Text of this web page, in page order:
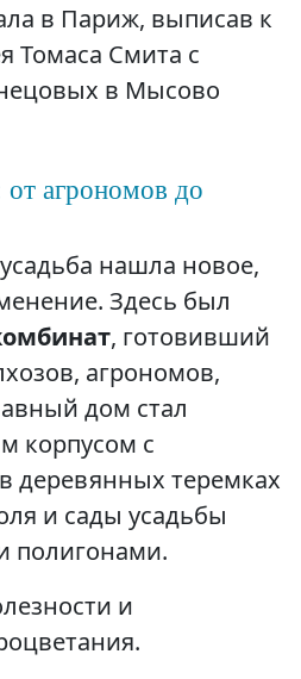
в Париж, выписав к
Томаса Смита с
в Мысово
агрономов до
нашла новое,
Здесь был
, готовивший
агрономов,
дом стал
корпусом с
деревянных теремках
и сады усадьбы
полигонами.
и